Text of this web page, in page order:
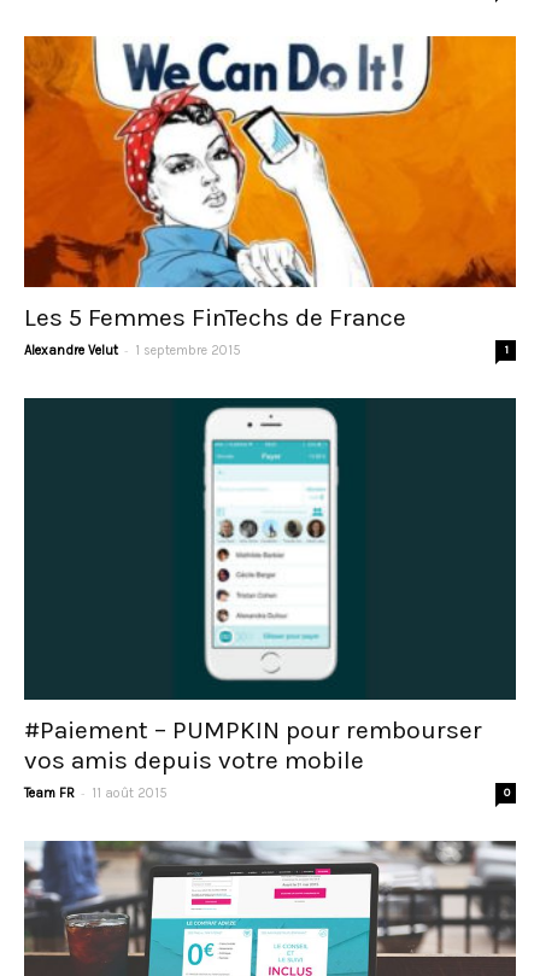
Les 5 Femmes FinTechs de France
Alexandre Velut - 1 septembre 2015 1
#Paiement – PUMPKIN pour rembourser
vos amis depuis votre mobile
Team FR - 11 août 2015 0